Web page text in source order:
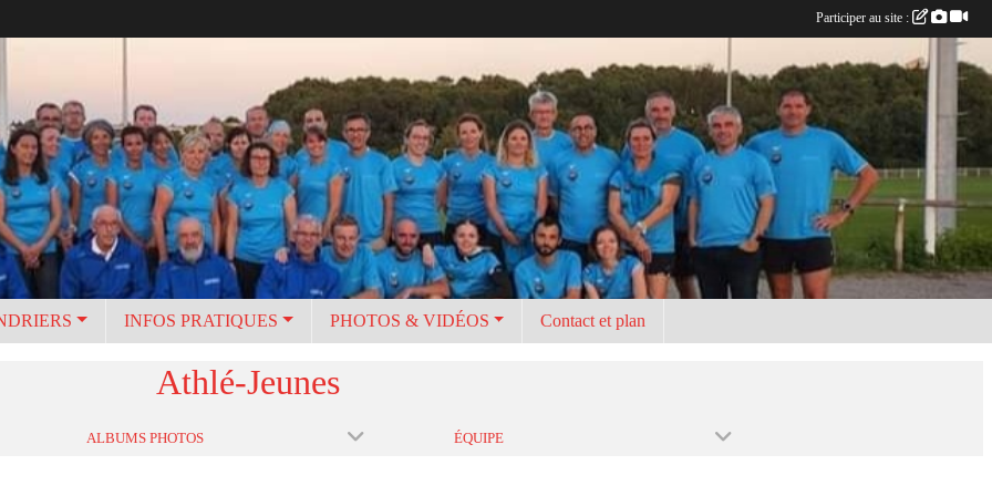
INFOS PRATIQUES PHOTOS & VIDÉOS Contact et plan
Athlé-Jeunes
ALBUMS PHOTOS ÉQUIPE
Participer au site :